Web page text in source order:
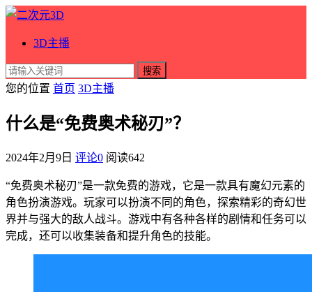
3D主播
搜索
您的位置 首页 3D主播
什么是“免费奥术秘刃”？
2024年2月9日 评论0 阅读642
“免费奥术秘刃”是一款免费的游戏，它是一款具有魔幻元素的
角色扮演游戏。玩家可以扮演不同的角色，探索精彩的奇幻世
界并与强大的敌人战斗。游戏中有各种各样的剧情和任务可以
完成，还可以收集装备和提升角色的技能。